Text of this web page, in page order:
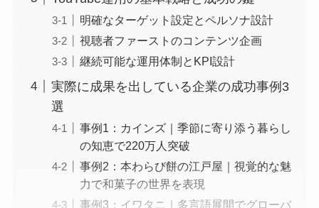
明確なターゲット設定とペルソナ設計
視聴者ファーストのコンテンツ企画
継続可能な運用体制とKPI設計
実際に成果を出している企業の成功事例3
選
事例1：カインズ｜季節に寄り添う暮らし
の知恵で220万人突破
事例2：本わらび餅の江戸屋｜視覚的な魅
力で和菓子の世界を表現
事例3：イワタニ｜多言語展開でグローバ